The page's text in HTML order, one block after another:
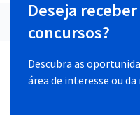
Deseja
concursos?
Descubra as
área de interesse ou